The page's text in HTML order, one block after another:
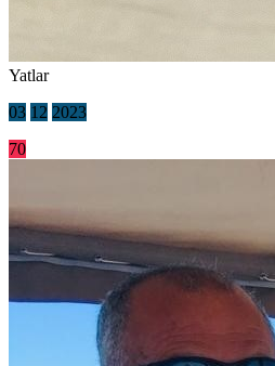
Yatlar
03 12 2023
70